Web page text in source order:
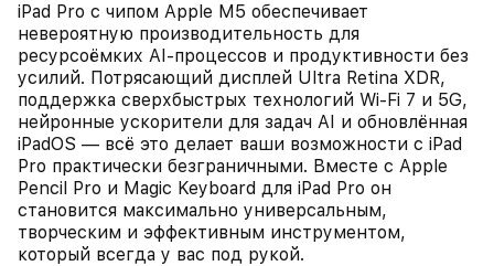
iPad Pro с чипом Apple M5 обеспечивает
невероятную производительность для
ресурсоёмких AI‑процессов и продуктивности без
усилий. Потрясающий дисплей Ultra Retina XDR,
поддержка сверхбыстрых технологий Wi‑Fi 7 и 5G,
нейронные ускорители для задач AI и обновлённая
iPadOS — всё это делает ваши возможности с iPad
Pro практически безграничными. Вместе с Apple
Pencil Pro и Magic Keyboard для iPad Pro он
становится максимально универсальным,
творческим и эффективным инструментом,
который всегда у вас под рукой.